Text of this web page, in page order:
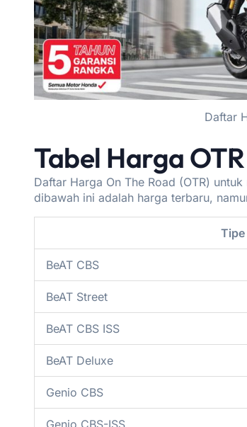
Daftar
Tabel Harga
Daftar Harga On The Road (OTR)
dibawah ini adalah harga terbaru,
Tipe
BeAT CBS
BeAT Street
BeAT CBS ISS
BeAT Deluxe
Genio CBS
Genio CBS-ISS